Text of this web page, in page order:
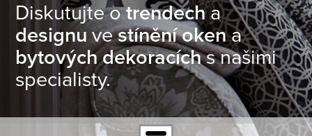
Diskutujte otrendecha
designuvestínění okena
bytových dekoracíchs našimi
specialisty.